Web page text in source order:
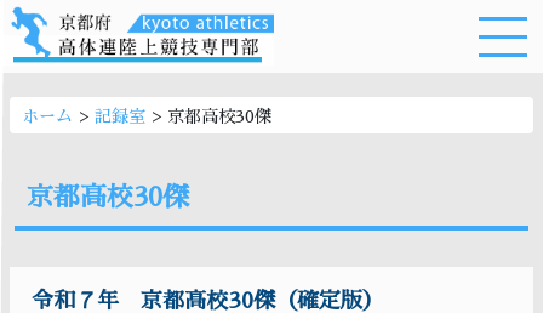
ホーム > 記録室 > 京都高校30傑
京都高校30傑
令和７年 京都高校30傑（確定版）